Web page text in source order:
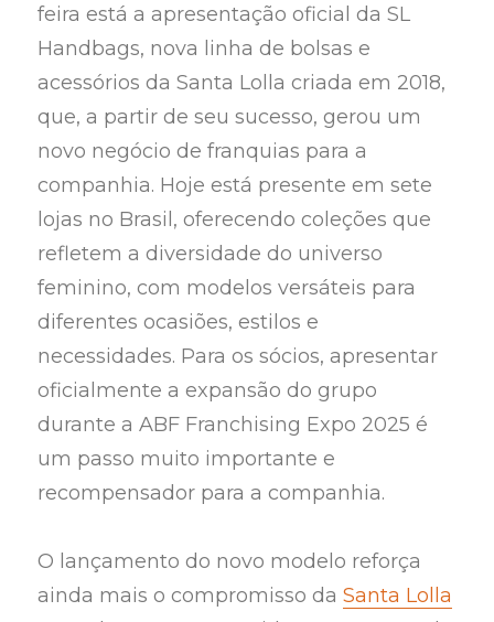
feira está a apresentação oficial da SL
Handbags, nova linha de bolsas e
acessórios da Santa Lolla criada em 2018,
que, a partir de seu sucesso, gerou um
novo negócio de franquias para a
companhia. Hoje está presente em sete
lojas no Brasil, oferecendo coleções que
refletem a diversidade do universo
feminino, com modelos versáteis para
diferentes ocasiões, estilos e
necessidades. Para os sócios, apresentar
oficialmente a expansão do grupo
durante a ABF Franchising Expo 2025 é
um passo muito importante e
recompensador para a companhia.
O lançamento do novo modelo reforça
ainda mais o compromisso daSanta Lolla